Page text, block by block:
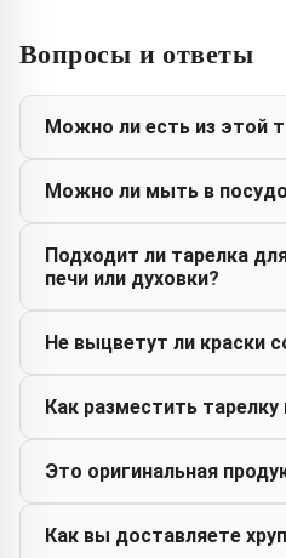
Вопросы и ответы
Можно ли есть из этой
Можно ли мыть в
Подходит ли тарелка
печи или духовки?
Не выцветут ли краски
Как разместить тарелку
Это оригинальная
Как вы доставляете